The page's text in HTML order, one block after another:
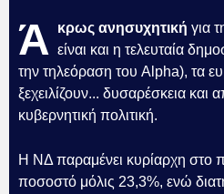
Ά κρως ανησυχητική για
είναι και η τελευταία
την τηλεόραση του Alpha), τα
ξεχειλίζουν... δυσαρέσκεια
κυβερνητική πολιτική.
Η ΝΔ παραμένει κυρίαρχη στο
ποσοστό μόλις 23,3%, ενώ